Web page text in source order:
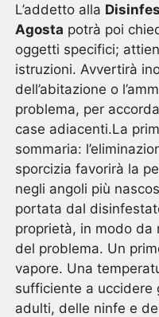
L’addetto alla
Agosta potrà poi
oggetti specifici;
istruzioni. Avvertirà
dell’abitazione o
problema, per
case adiacenti.La
sommaria:
sporcizia favorirà la
negli angoli più
portata dal
proprietà, in modo da
del problema. Un
vapore. Una
sufficiente a uccidere
adulti, delle ninfe e